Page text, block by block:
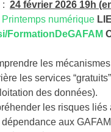
CONTACT
: 24 février 2026 19h
Printemps numérique
FormationDeGAFAM
les
les services
des données).
les risques liés
aux